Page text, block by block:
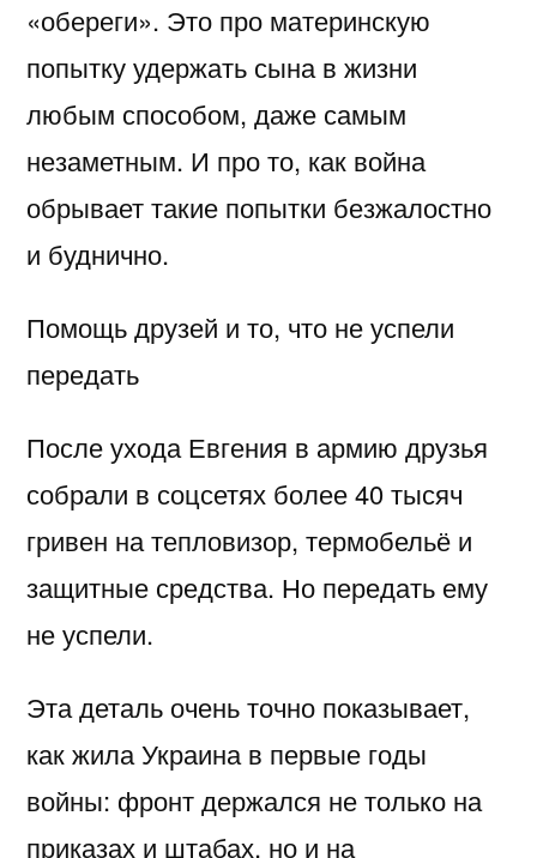
«обереги». Это про материнскую
попытку удержать сына в жизни
любым способом, даже самым
незаметным. И про то, как война
обрывает такие попытки безжалостно
и буднично.
Помощь друзей и то, что не успели
передать
После ухода Евгения в армию друзья
собрали в соцсетях более 40 тысяч
гривен на тепловизор, термобельё и
защитные средства. Но передать ему
не успели.
Эта деталь очень точно показывает,
как жила Украина в первые годы
войны: фронт держался не только на
приказах и штабах, но и на